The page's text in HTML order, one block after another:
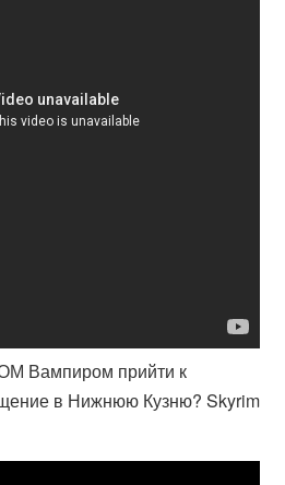
Вампиром прийти к
в Нижнюю Кузню? Skyrim